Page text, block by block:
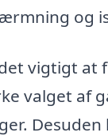
og
vigtigt at
valget af
Desuden